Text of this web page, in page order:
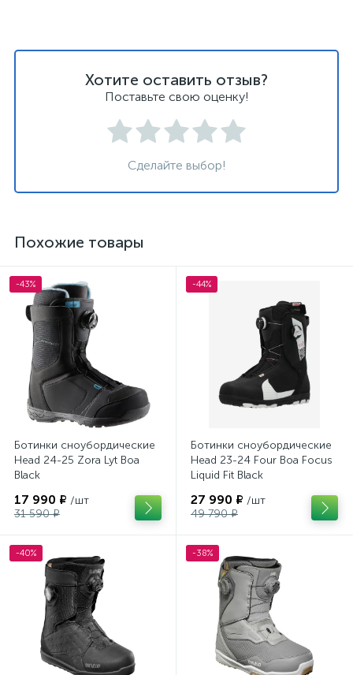
Хотите оставить отзыв?
Поставьте свою оценку!
Сделайте выбор!
Похожие товары
-43%
Ботинки сноубордические
Head 24-25 Zora Lyt Boa
Black
17 990 ₽ /шт
31 590 ₽
-44%
Ботинки сноубордические
Head 23-24 Four Boa Focus
Liquid Fit Black
27 990 ₽ /шт
49 790 ₽
-40% -38%